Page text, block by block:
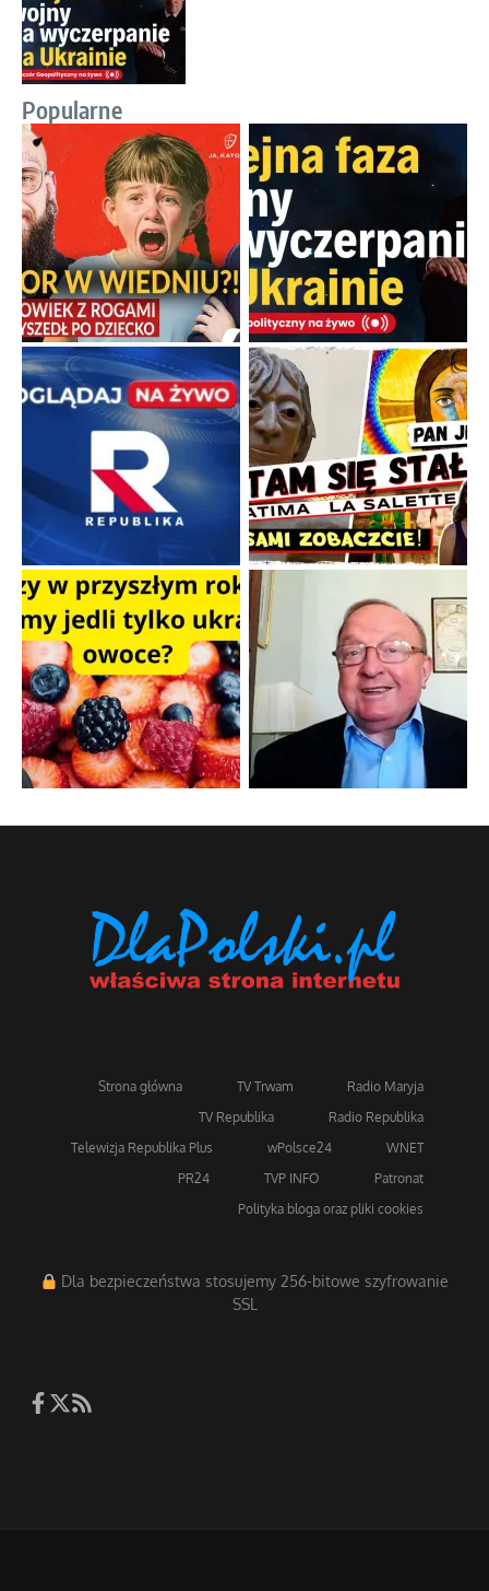
Popularne
Strona główna TV Trwam
Radio Maryja
TV Republika
Radio Republika
Telewizja Republika Plus
wPolsce24
WNET
PR24
TVP INFO
Patronat
Polityka bloga oraz pliki cookies
Dla bezpieczeństwa stosujemy 256-bitowe szyfrowanie
SSL